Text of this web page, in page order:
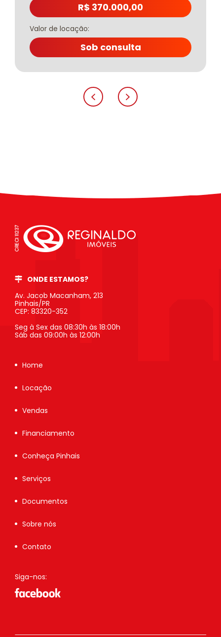
R$ 370.000,00
Valor de locação:
Sob consulta
ONDE ESTAMOS?
Av. Jacob Macanham, 213
Pinhais/PR
CEP: 83320-352
Seg à Sex das 08:30h às 18:00h
Sáb das 09:00h às 12:00h
Home
Locação
Vendas
Financiamento
Conheça Pinhais
Serviços
Documentos
Sobre nós
Contato
Siga-nos: